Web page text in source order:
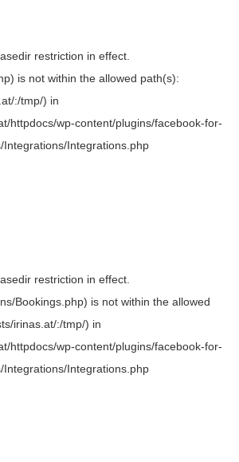
restriction in effect.
is not within the allowed path(s):
:/tmp/) in
httpdocs/wp-content/plugins/facebook-for-
Integrations.php
restriction in effect.
Bookings.php) is not within the allowed
irinas.at/:/tmp/) in
httpdocs/wp-content/plugins/facebook-for-
Integrations.php